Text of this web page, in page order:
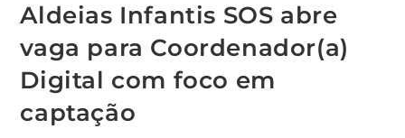
Aldeias Infantis SOS abre
vaga para Coordenador(a)
Digital com foco em
captação